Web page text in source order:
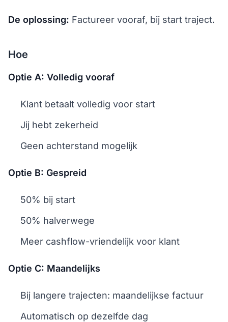
De oplossing: Factureer vooraf, bij start traject.
Hoe
Optie A: Volledig vooraf
Klant betaalt volledig voor start
Jij hebt zekerheid
Geen achterstand mogelijk
Optie B: Gespreid
50% bij start
50% halverwege
Meer cashflow-vriendelijk voor klant
Optie C: Maandelijks
Bij langere trajecten: maandelijkse factuur
Automatisch op dezelfde dag